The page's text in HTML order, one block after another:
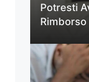
Potresti
Rimborso